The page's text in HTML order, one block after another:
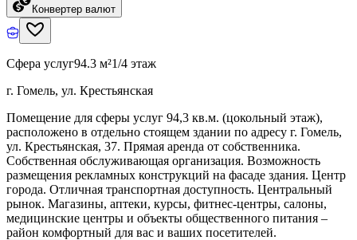
Конвертер валют
Сфера услуг94.3 м²1/4 этаж
г. Гомель, ул. Крестьянская
Помещение для сферы услуг 94,3 кв.м. (цокольный этаж),
расположено в отдельно стоящем здании по адресу г. Гомель,
ул. Крестьянская, 37. Прямая аренда от собственника.
Собственная обслуживающая организация. Возможность
размещения рекламных конструкций на фасаде здания. Центр
города. Отличная транспортная доступность. Центральный
рынок. Магазины, аптеки, курсы, фитнес-центры, салоны,
медицинские центры и объекты общественного питания –
район комфортный для вас и ваших посетителей.